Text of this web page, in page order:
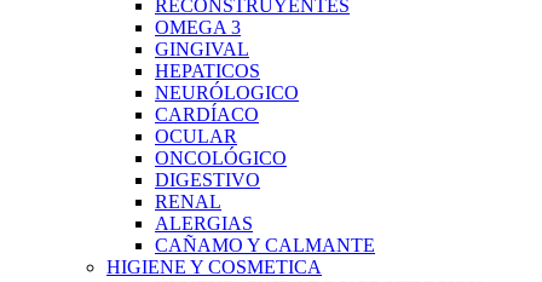
RECONSTRUYENTES
OMEGA 3
GINGIVAL
HEPATICOS
NEURÓLOGICO
CARDÍACO
OCULAR
ONCOLÓGICO
DIGESTIVO
RENAL
ALERGIAS
CAÑAMO Y CALMANTE
HIGIENE Y COSMETICA